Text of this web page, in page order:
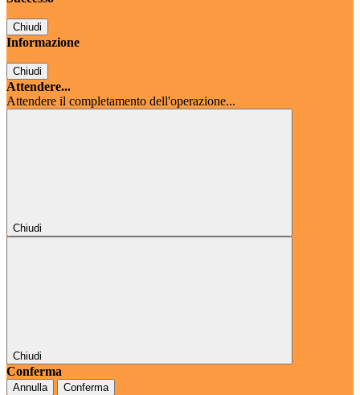
Chiudi
Informazione
Chiudi
Attendere...
Attendere il completamento dell'operazione...
Chiudi
Chiudi
Conferma
Annulla Conferma